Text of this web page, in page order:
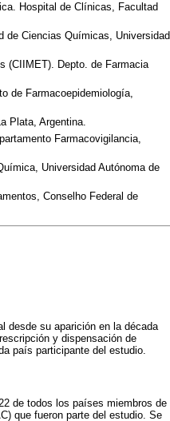
Hospital de Clínicas, Facultad
de Ciencias Químicas, Universidad
(CIIMET). Depto. de Farmacia
de Farmacoepidemiología,
Plata, Argentina.
Farmacovigilancia,
Universidad Autónoma de
Conselho Federal de
desde su aparición en la década
y dispensación de
país participante del estudio.
de todos los países miembros de
que fueron parte del estudio. Se